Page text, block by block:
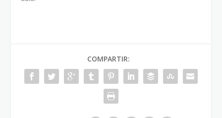
COMPARTIR: